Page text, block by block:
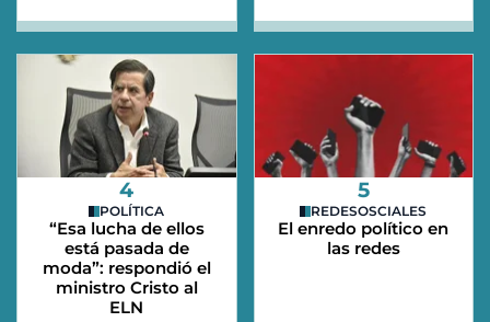
4
POLÍTICA
“Esa lucha de ellos
está pasada de
moda”: respondió el
ministro Cristo al
ELN
5
REDESOSCIALES
El enredo político en
las redes